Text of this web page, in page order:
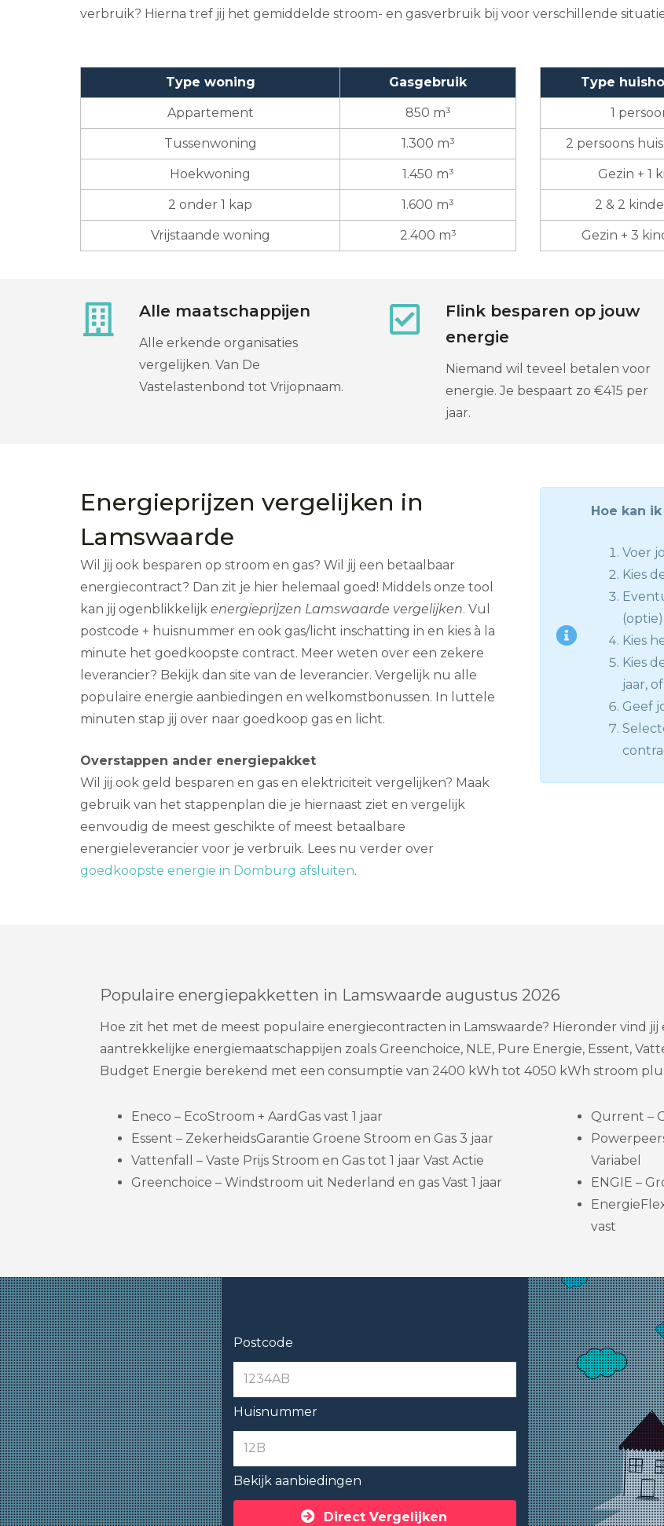
verbruik? Hierna tref jij het gemiddelde stroom- en gasverbruik bij voor verschillende
Type woning Gasgebruik
Appartement 850 m³
Tussenwoning 1.300 m³
Hoekwoning 1.450 m³
2 onder 1 kap 1.600 m³
Vrijstaande woning 2.400 m³
Type
1
2 persoons
Gezin + 1
2 & 2
Gezin + 3
Alle maatschappijen
Alle erkende organisaties
vergelijken. Van De
Vastelastenbond tot Vrijopnaam.
Flink besparen op jouw
energie
Niemand wil teveel betalen voor
energie. Je bespaart zo €415 per
jaar.
Energieprijzen vergelijken in
Lamswaarde
Wil jij ook besparen op stroom en gas? Wil jij een betaalbaar
energiecontract? Dan zit je hier helemaal goed! Middels onze tool
kan jij ogenblikkelijk energieprijzen Lamswaarde vergelijken. Vul
postcode + huisnummer en ook gas/licht inschatting in en kies à la
minute het goedkoopste contract. Meer weten over een zekere
leverancier? Bekijk dan site van de leverancier. Vergelijk nu alle
populaire energie aanbiedingen en welkomstbonussen. In luttele
minuten stap jij over naar goedkoop gas en licht.
Overstappen ander energiepakket
Wil jij ook geld besparen en gas en elektriciteit vergelijken? Maak
gebruik van het stappenplan die je hiernaast ziet en vergelijk
eenvoudig de meest geschikte of meest betaalbare
energieleverancier voor je verbruik. Lees nu verder over
goedkoopste energie in Domburg afsluiten.
Hoe kan
Voer
Kies
(optie).
Kies
Kies
jaar,
Geef
Populaire energiepakketten in Lamswaarde augustus 2026
Hoe zit het met de meest populaire energiecontracten in Lamswaarde? Hieronder vind
aantrekkelijke energiemaatschappijen zoals Greenchoice, NLE, Pure Energie, Essent,
Budget Energie berekend met een consumptie van 2400 kWh tot 4050 kWh stroom plus
Eneco – EcoStroom + AardGas vast 1 jaar
Essent – ZekerheidsGarantie Groene Stroom en Gas 3 jaar
Vattenfall – Vaste Prijs Stroom en Gas tot 1 jaar Vast Actie
Greenchoice – Windstroom uit Nederland en gas Vast 1 jaar
Qurrent –
Variabel
ENGIE –
vast
Postcode
Huisnummer
Bekijk aanbiedingen
Direct Vergelijken